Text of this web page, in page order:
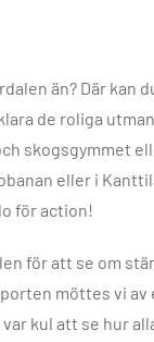
än? Där kan
de roliga
skogsgymmet
eller i
för action!
för att se om
möttes vi av
kul att se hur